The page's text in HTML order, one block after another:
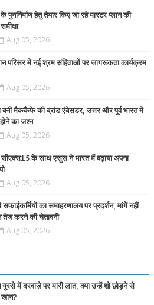
हेतु तैयार किए जा रहे मास्टर प्लान की
Aug 05, 2026
परिसर में नई श्रम संहिताओं पर जागरूकता कार्यक्रम
Aug 05, 2026
बनीं मैककैफे की ब्रांड एंबेसडर, उत्तर और पूर्व भारत में
का जश्न
Aug 05, 2026
के साथ एसुस ने भारत में बढ़ाया अपना
Aug 05, 2026
का समाहरणालय पर प्रदर्शन, मांगें नहीं
तेज करने की चेतावनी
Aug 05, 2026
में दरवाज़े पर मारी लात, क्या उन्हें शो छोड़ने से